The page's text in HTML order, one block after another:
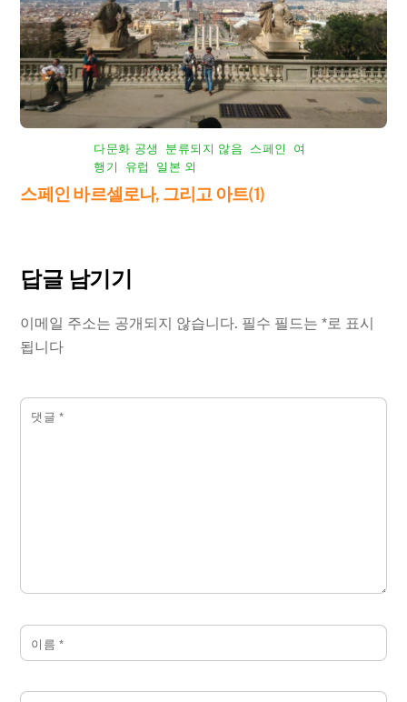
다문화 공생 분류되지 않음 스페인
여
행기
유럽 일본 외
스페인 바르셀로나, 그리고 아트(1)
답글 남기기
이메일 주소는 공개되지 않습니다. 필수 필드는*로 표시
됩니다
댓글 *
이름 *